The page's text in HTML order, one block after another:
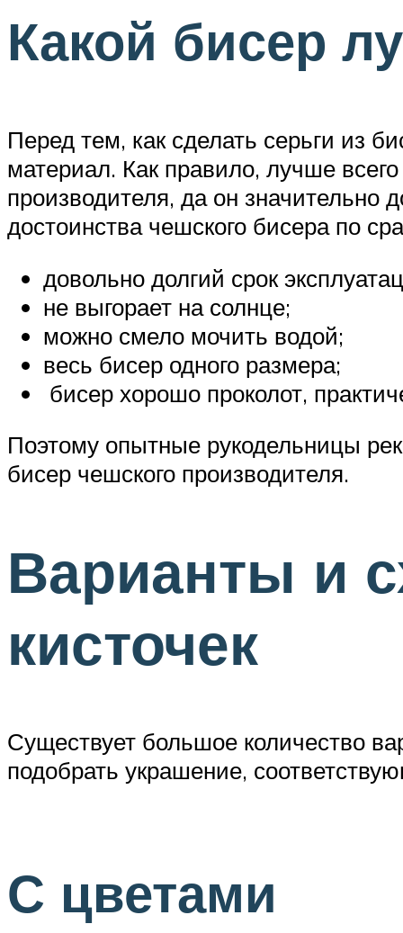
Какой бисер
Перед тем, как сделать серьги из
материал. Как правило, лучше
производителя, да он
достоинства чешского бисера по
довольно долгий срок
не выгорает на солнце;
можно смело мочить водой;
весь бисер одного размера;
бисер хорошо проколот,
Поэтому опытные рукодельницы
бисер чешского производителя.
Варианты и
кисточек
Существует большое количество
подобрать украшение,
С цветами